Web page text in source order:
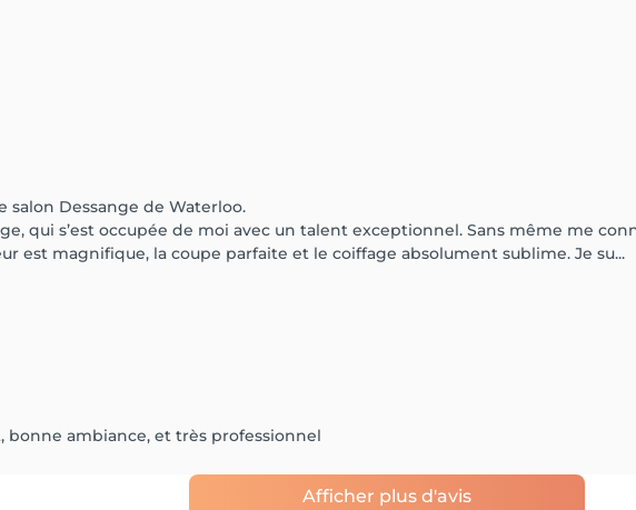
salon Dessange de Waterloo.
qui s’est occupée de moi avec un talent exceptionnel. Sans même me
est magnifique, la coupe parfaite et le coiffage absolument sublime. Je su...
bonne ambiance, et très professionnel
Afficher plus d'avis